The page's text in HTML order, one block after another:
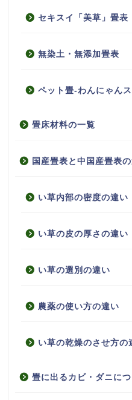
セキスイ「美草」畳表
無染土・無添加畳表
ペット畳-わんにゃん
畳床材料の一覧
国産畳表と中国産畳表
い草内部の密度の違い
い草の皮の厚さの違い
い草の選別の違い
農薬の使い方の違い
い草の乾燥のさせ方の
畳に出るカビ・ダニに